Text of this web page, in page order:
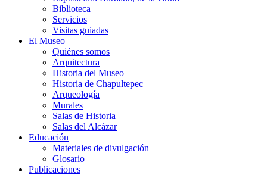
Biblioteca
Servicios
Visitas guiadas
El Museo
Quiénes somos
Arquitectura
Historia del Museo
Historia de Chapultepec
Arqueología
Murales
Salas de Historia
Salas del Alcázar
Educación
Materiales de divulgación
Glosario
Publicaciones